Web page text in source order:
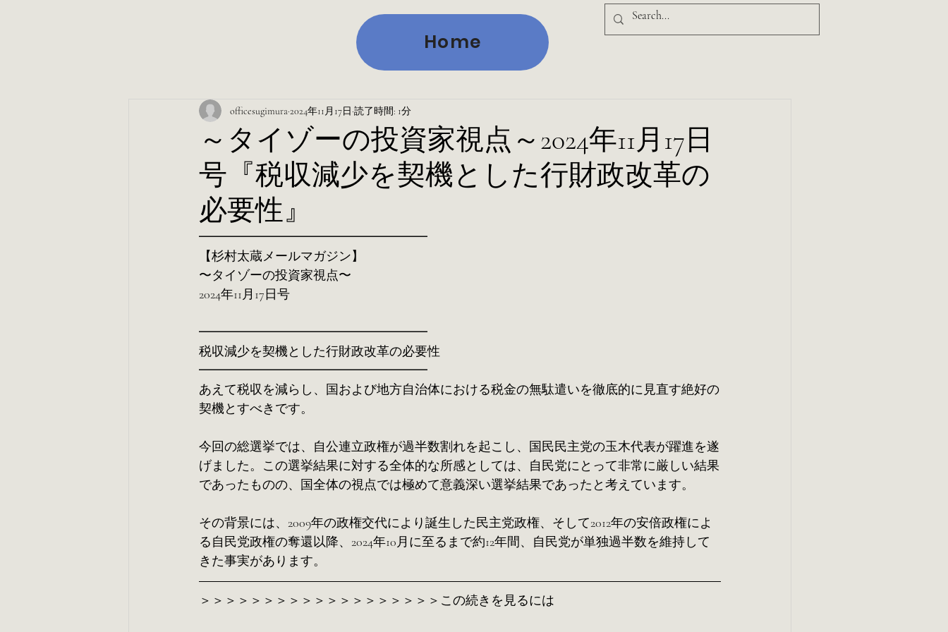
Home
～タイゾーの投資家視点～2024年11月17日
号『税収減少を契機とした行財政改革の
必要性』
officesugimura2024年11月17日 読了時間: 1分
━━━━━━━━━━━━━━━━━━
【杉村太蔵メールマガジン】
〜タイゾーの投資家視点〜
2024年11月17日号
━━━━━━━━━━━━━━━━━━
税収減少を契機とした行財政改革の必要性
━━━━━━━━━━━━━━━━━━
あえて税収を減らし、国および地方自治体における税金の無駄遣いを徹底的に見直す絶好の
契機とすべきです。
今回の総選挙では、自公連立政権が過半数割れを起こし、国民民主党の玉木代表が躍進を遂
げました。この選挙結果に対する全体的な所感としては、自民党にとって非常に厳しい結果
であったものの、国全体の視点では極めて意義深い選挙結果であったと考えています。
その背景には、2009年の政権交代により誕生した民主党政権、そして2012年の安倍政権によ
る自民党政権の奪還以降、2024年10月に至るまで約12年間、自民党が単独過半数を維持して
きた事実があります。
＞＞＞＞＞＞＞＞＞＞＞＞＞＞＞＞＞＞＞この続きを見るには